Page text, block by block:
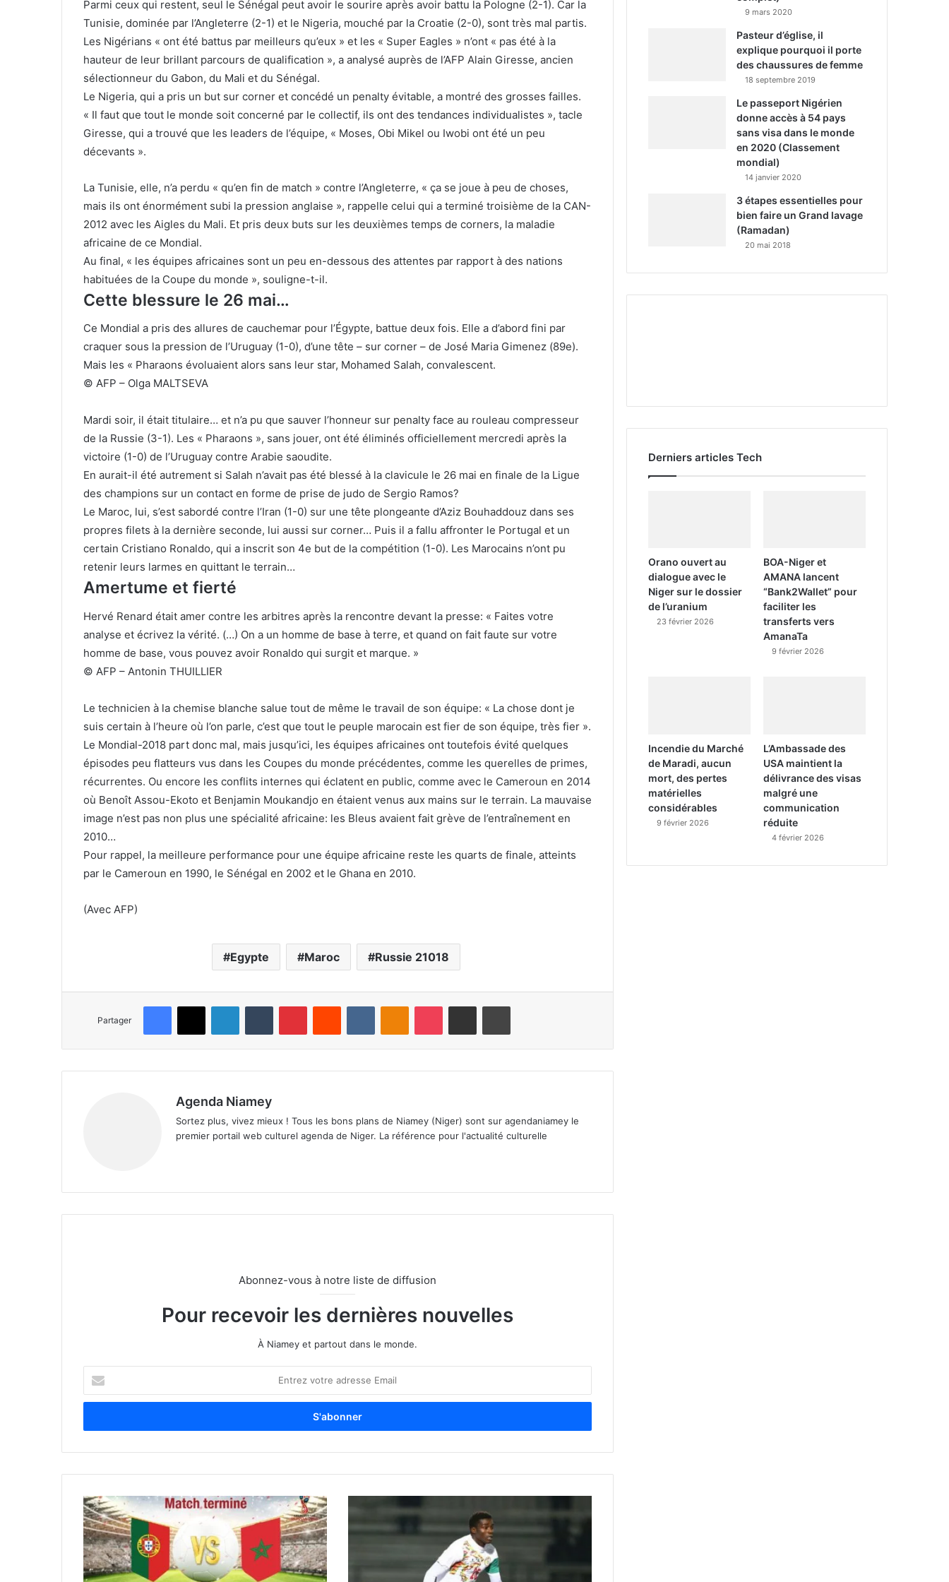
Parmi ceux qui restent, seul le Sénégal peut avoir le sourire après avoir battu la Pologne (2-1). Car la
Tunisie, dominée par l’Angleterre (2-1) et le Nigeria, mouché par la Croatie (2-0), sont très mal partis.
Les Nigérians « ont été battus par meilleurs qu’eux » et les « Super Eagles » n’ont « pas été à la
hauteur de leur brillant parcours de qualification », a analysé auprès de l’AFP Alain Giresse, ancien
sélectionneur du Gabon, du Mali et du Sénégal.
Le Nigeria, qui a pris un but sur corner et concédé un penalty évitable, a montré des grosses failles.
« Il faut que tout le monde soit concerné par le collectif, ils ont des tendances individualistes », tacle
Giresse, qui a trouvé que les leaders de l’équipe, « Moses, Obi Mikel ou Iwobi ont été un peu
décevants ».
La Tunisie, elle, n’a perdu « qu’en fin de match » contre l’Angleterre, « ça se joue à peu de choses,
mais ils ont énormément subi la pression anglaise », rappelle celui qui a terminé troisième de la CAN-
2012 avec les Aigles du Mali. Et pris deux buts sur les deuxièmes temps de corners, la maladie
africaine de ce Mondial.
Au final, « les équipes africaines sont un peu en-dessous des attentes par rapport à des nations
habituées de la Coupe du monde », souligne-t-il.
Cette blessure le 26 mai…
Ce Mondial a pris des allures de cauchemar pour l’Égypte, battue deux fois. Elle a d’abord fini par
craquer sous la pression de l’Uruguay (1-0), d’une tête – sur corner – de José Maria Gimenez (89e).
Mais les « Pharaons évoluaient alors sans leur star, Mohamed Salah, convalescent.
© AFP – Olga MALTSEVA
Mardi soir, il était titulaire… et n’a pu que sauver l’honneur sur penalty face au rouleau compresseur
de la Russie (3-1). Les « Pharaons », sans jouer, ont été éliminés officiellement mercredi après la
victoire (1-0) de l’Uruguay contre Arabie saoudite.
En aurait-il été autrement si Salah n’avait pas été blessé à la clavicule le 26 mai en finale de la Ligue
des champions sur un contact en forme de prise de judo de Sergio Ramos?
Le Maroc, lui, s’est sabordé contre l’Iran (1-0) sur une tête plongeante d’Aziz Bouhaddouz dans ses
propres filets à la dernière seconde, lui aussi sur corner… Puis il a fallu affronter le Portugal et un
certain Cristiano Ronaldo, qui a inscrit son 4e but de la compétition (1-0). Les Marocains n’ont pu
retenir leurs larmes en quittant le terrain…
Amertume et fierté
Hervé Renard était amer contre les arbitres après la rencontre devant la presse: « Faites votre
analyse et écrivez la vérité. (…) On a un homme de base à terre, et quand on fait faute sur votre
homme de base, vous pouvez avoir Ronaldo qui surgit et marque. »
© AFP – Antonin THUILLIER
Le technicien à la chemise blanche salue tout de même le travail de son équipe: « La chose dont je
suis certain à l’heure où l’on parle, c’est que tout le peuple marocain est fier de son équipe, très fier ».
Le Mondial-2018 part donc mal, mais jusqu’ici, les équipes africaines ont toutefois évité quelques
épisodes peu flatteurs vus dans les Coupes du monde précédentes, comme les querelles de primes,
récurrentes. Ou encore les conflits internes qui éclatent en public, comme avec le Cameroun en 2014
où Benoît Assou-Ekoto et Benjamin Moukandjo en étaient venus aux mains sur le terrain. La mauvaise
image n’est pas non plus une spécialité africaine: les Bleus avaient fait grève de l’entraînement en
2010…
Pour rappel, la meilleure performance pour une équipe africaine reste les quarts de finale, atteints
par le Cameroun en 1990, le Sénégal en 2002 et le Ghana en 2010.
(Avec AFP)
Egypte Maroc Russie 21018
Partager
Agenda Niamey
Sortez plus, vivez mieux ! Tous les bons plans de Niamey (Niger) sont sur agendaniamey le
premier portail web culturel agenda de Niger. La référence pour l'actualité culturelle
Abonnez-vous à notre liste de diffusion
Pour recevoir les dernières nouvelles
À Niamey et partout dans le monde.
t
e
o
r
e
a
d
r
9 mars 2020
Pasteur d’église, il
explique pourquoi il porte
des chaussures de femme
18 septembre 2019
Le passeport Nigérien
donne accès à 54 pays
sans visa dans le monde
en 2020 (Classement
mondial)
14 janvier 2020
3 étapes essentielles pour
bien faire un Grand lavage
(Ramadan)
20 mai 2018
Derniers articles Tech
Orano ouvert au
dialogue avec le
Niger sur le dossier
de l’uranium
23 février 2026
BOA-Niger et
AMANA lancent
“Bank2Wallet” pour
faciliter les
transferts vers
AmanaTa
9 février 2026
Incendie du Marché
de Maradi, aucun
mort, des pertes
matérielles
considérables
9 février 2026
L’Ambassade des
USA maintient la
délivrance des visas
malgré une
communication
réduite
4 février 2026